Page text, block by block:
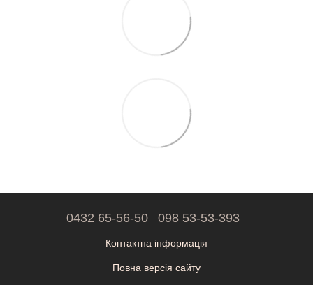
0432 65-56-50 098 53-53-393
Контактна інформація
Повна версія сайту